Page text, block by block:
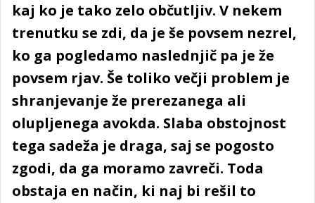
kaj ko je tako zelo občutljiv. V nekem
trenutku se zdi, da je še povsem nezrel,
ko ga pogledamo naslednjič pa je že
povsem rjav. Še toliko večji problem je
shranjevanje že prerezanega ali
olupljenega avokda. Slaba obstojnost
tega sadeža je draga, saj se pogosto
zgodi, da ga moramo zavreči. Toda
obstaja en način, ki naj bi rešil to